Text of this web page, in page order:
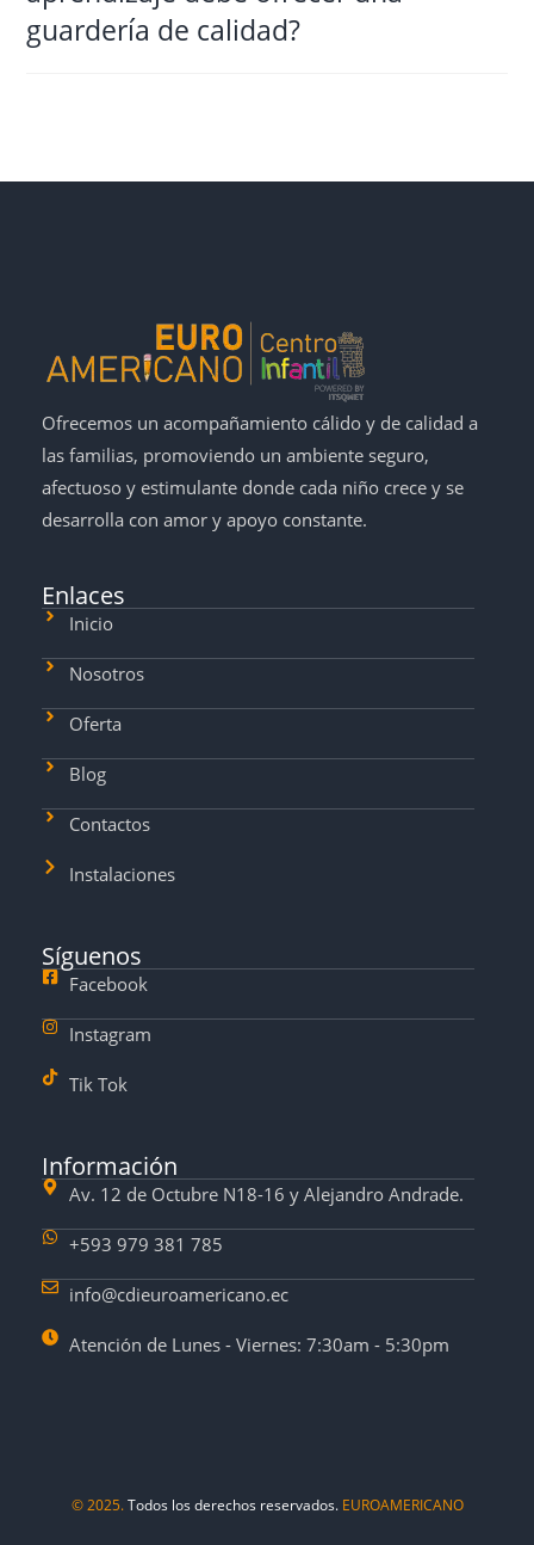
guardería de calidad?
Ofrecemos un acompañamiento cálido y de calidad a
las familias, promoviendo un ambiente seguro,
afectuoso y estimulante donde cada niño crece y se
desarrolla con amor y apoyo constante.
Enlaces
Inicio
Nosotros
Oferta
Blog
Contactos
Instalaciones
Síguenos
Facebook
Instagram
Tik Tok
Información
Av. 12 de Octubre N18-16 y Alejandro Andrade.
+593 979 381 785
info@cdieuroamericano.ec
Atención de Lunes - Viernes: 7:30am - 5:30pm
© 2025.Todos los derechos reservados.EUROAMERICANO